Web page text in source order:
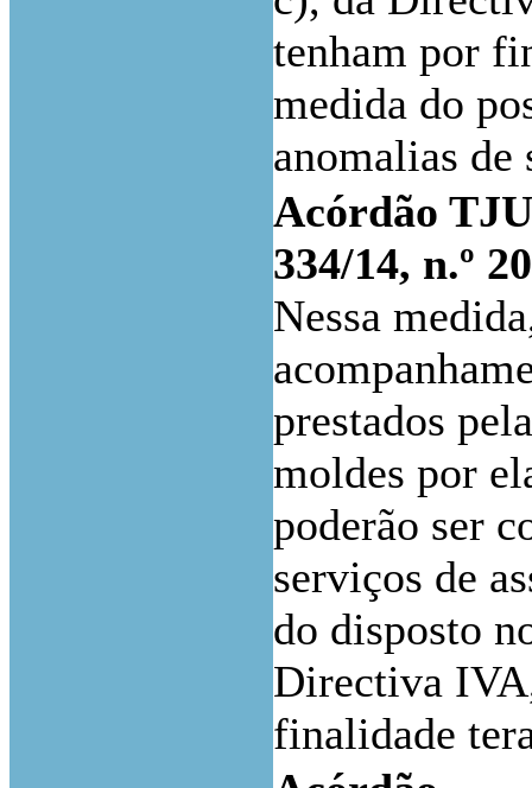
tenham por
medida do
anomalias de
Acórdão
334/14, n.º 20
Nessa
prestados
moldes por
poderão ser
serviços de
do disposto
Directiva
finalidade